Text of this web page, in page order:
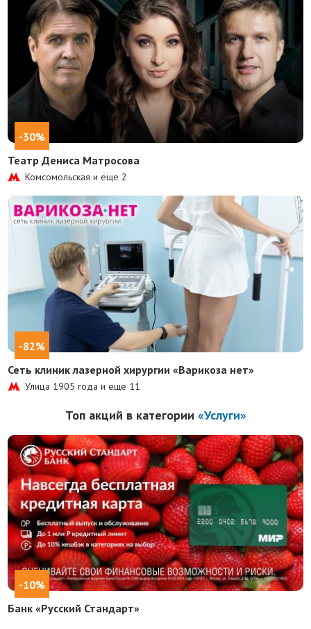
-30%
Театр Дениса Матросова
Комсомольская и еще2
-82%
Сеть клиник лазерной хирургии «Варикоза нет»
Улица 1905 года и еще 11
Топ акций в категории «Услуги»
-10%
Банк «Русский Стандарт»